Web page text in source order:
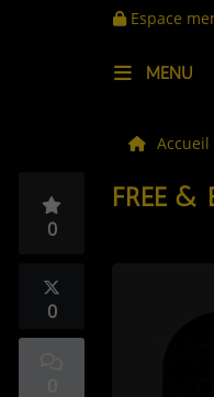
Espace
MENU
LA MUSIQUE
LES WEBRADIOS
Accueil
FREE &
0
0